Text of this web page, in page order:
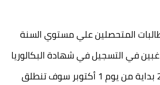
المتحصلين علي مستوي السنة
في التسجيل في شهادة البكالوريا
2017 دورة 2017 بداية من يوم 1 أكتوبر سوف تنطلق